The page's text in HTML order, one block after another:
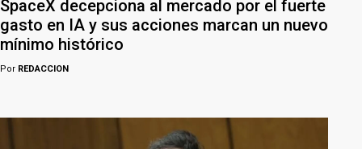
SpaceX decepciona al mercado por el fuerte
gasto en IA y sus acciones marcan un nuevo
mínimo histórico
Por REDACCION